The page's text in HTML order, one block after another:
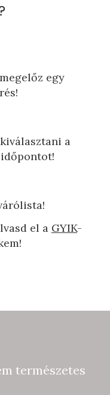
egy
a
el a GYIK-
természetes